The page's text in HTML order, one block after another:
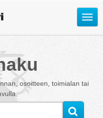
Avaa
osoitteen, toimialan tai